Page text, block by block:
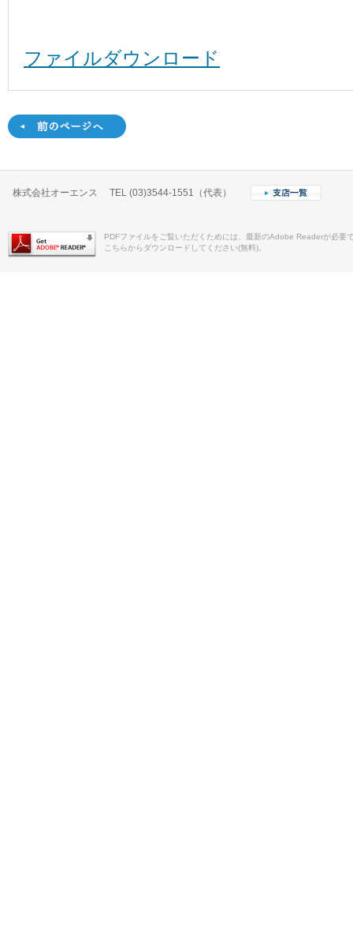
ファイルダウンロード
株式会社オーエンス TEL (03)3544-1551（代表）
PDFファイルをご覧いただくためには、最新のAdobe Readerが必要
こちらからダウンロードしてください(無料)。